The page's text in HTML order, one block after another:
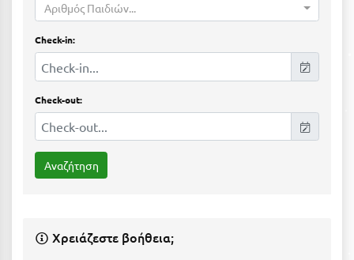
Καβάλα
Καλάβρυτα
Καλαμάτα
Κάλαμος
Καλαμπάκα
Καμένα Βούρλα
Αριθμός Παιδιών...
Check-in:
Check-out:
Χρειάζεστε βοήθεια;